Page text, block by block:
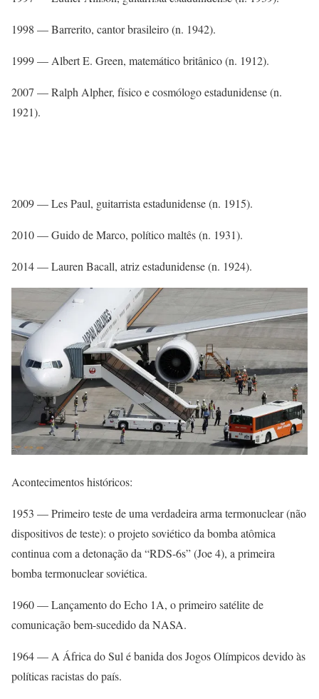
1998 — Barrerito, cantor brasileiro (n. 1942).
1999 — Albert E. Green, matemático britânico (n. 1912).
2007 — Ralph Alpher, físico e cosmólogo estadunidense (n.
1921).
2009 — Les Paul, guitarrista estadunidense (n. 1915).
2010 — Guido de Marco, político maltês (n. 1931).
2014 — Lauren Bacall, atriz estadunidense (n. 1924).
Acontecimentos históricos:
1953 — Primeiro teste de uma verdadeira arma termonuclear (não
dispositivos de teste): o projeto soviético da bomba atômica
continua com a detonação da “RDS-6s” (Joe 4), a primeira
bomba termonuclear soviética.
1960 — Lançamento do Echo 1A, o primeiro satélite de
comunicação bem-sucedido da NASA.
1964 — A África do Sul é banida dos Jogos Olímpicos devido às
políticas racistas do país.